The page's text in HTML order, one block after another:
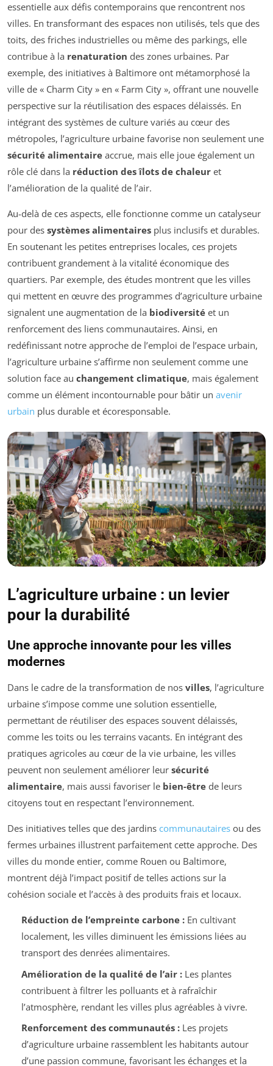
essentielle aux défis contemporains que rencontrent nos
villes. En transformant des espaces non utilisés, tels que des
toits, des friches industrielles ou même des parkings, elle
contribue à la renaturation des zones urbaines. Par
exemple, des initiatives à Baltimore ont métamorphosé la
ville de « Charm City » en « Farm City », offrant une nouvelle
perspective sur la réutilisation des espaces délaissés. En
intégrant des systèmes de culture variés au cœur des
métropoles, l’agriculture urbaine favorise non seulement une
sécurité alimentaire accrue, mais elle joue également un
rôle clé dans la réduction des îlots de chaleur et
l’amélioration de la qualité de l’air.
Au-delà de ces aspects, elle fonctionne comme un catalyseur
pour des systèmes alimentaires plus inclusifs et durables.
En soutenant les petites entreprises locales, ces projets
contribuent grandement à la vitalité économique des
quartiers. Par exemple, des études montrent que les villes
qui mettent en œuvre des programmes d’agriculture urbaine
signalent une augmentation de la biodiversité et un
renforcement des liens communautaires. Ainsi, en
redéfinissant notre approche de l’emploi de l’espace urbain,
l’agriculture urbaine s’affirme non seulement comme une
solution face au changement climatique, mais également
comme un élément incontournable pour bâtir un avenir
urbain plus durable et écoresponsable.
L’agriculture urbaine : un levier
pour la durabilité
Une approche innovante pour les villes
modernes
Dans le cadre de la transformation de nos villes, l’agriculture
urbaine s’impose comme une solution essentielle,
permettant de réutiliser des espaces souvent délaissés,
comme les toits ou les terrains vacants. En intégrant des
pratiques agricoles au cœur de la vie urbaine, les villes
peuvent non seulement améliorer leur sécurité
alimentaire, mais aussi favoriser le bien-être de leurs
citoyens tout en respectant l’environnement.
Des initiatives telles que des jardins communautaires ou des
fermes urbaines illustrent parfaitement cette approche. Des
villes du monde entier, comme Rouen ou Baltimore,
montrent déjà l’impact positif de telles actions sur la
cohésion sociale et l’accès à des produits frais et locaux.
Réduction de l’empreinte carbone :En cultivant
localement, les villes diminuent les émissions liées au
transport des denrées alimentaires.
Amélioration de la qualité de l’air :Les plantes
contribuent à filtrer les polluants et à rafraîchir
l’atmosphère, rendant les villes plus agréables à vivre.
Renforcement des communautés :Les projets
d’agriculture urbaine rassemblent les habitants autour
d’une passion commune, favorisant les échanges et la